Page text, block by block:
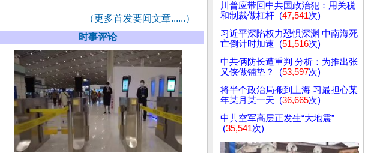
（更多首发要闻文章......）
时事评论
川普应带回中共国政治犯：用关税
和制裁做杠杆 (47,541次)
习近平深陷权力恐惧深渊 中南海死
亡倒计时加速 (51,516次)
中共俩防长遭重判 分析：为推出张
又侠做铺垫？ (53,597次)
将半个政治局搬到上海 习最担心某
年某月某一天 (36,665次)
中共空军高层正发生“大地震”
(35,541次)